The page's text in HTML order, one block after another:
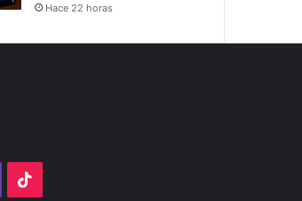
Hace 22 horas
Twitch